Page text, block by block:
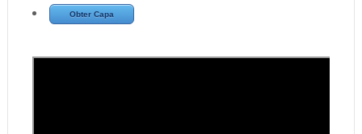
Obter Capa